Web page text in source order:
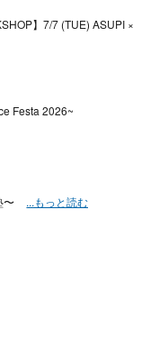
】7/7 (TUE) ASUPI ×
Festa 2026~
〜 ...もっと読む